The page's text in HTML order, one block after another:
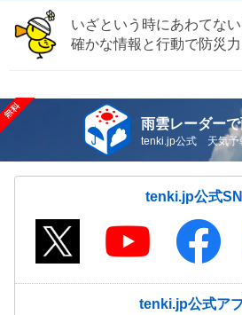
いざという時にあわてな
確かな情報と行動で防災
雨雲レーダーで
tenki.jp公式 天気予
tenki.jp公式
tenki.jp公式ア